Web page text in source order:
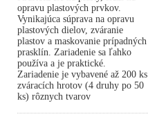
opravu plastových prvkov.
Vynikajúca súprava na opravu
plastových dielov, zváranie
plastov a maskovanie prípadných
prasklín. Zariadenie sa ľahko
používa a je praktické.
Zariadenie je vybavené až 200 ks
zváracích hrotov (4 druhy po 50
ks) rôznych tvarov